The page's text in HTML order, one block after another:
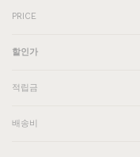
PRICE
할인가
적립금
배송비